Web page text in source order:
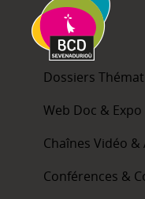
Dossiers
Web Doc & Expo
Chaînes Vidéo &
Conférences &